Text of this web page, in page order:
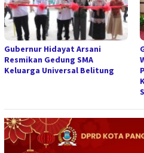
Gubernur Hidayat Arsani
Resmikan Gedung SMA
Keluarga Universal Belitung